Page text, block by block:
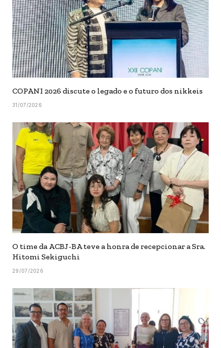
COPANI 2026 discute o legado e o futuro dos nikkeis
31/07/2026
O time da ACBJ-BA teve a honra de recepcionar a Sra.
Hitomi Sekiguchi
29/07/2026